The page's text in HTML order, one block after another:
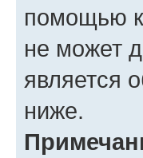
помощью к
не может
является
ниже.